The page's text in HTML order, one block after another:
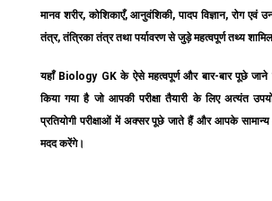
मानव शरीर, कोशिकाएँ, आनुवंशिकी, पादप विज्ञान, रोग एवं
तंत्र, तंत्रिका तंत्र तथा पर्यावरण से जुड़े महत्वपूर्ण तथ्य
यहाँ Biology GK के ऐसे महत्वपूर्ण और बार-बार पूछे जाने
किया गया है जो आपकी परीक्षा तैयारी के लिए अत्यंत
प्रतियोगी परीक्षाओं में अक्सर पूछे जाते हैं और आपके
मदद करेंगे।